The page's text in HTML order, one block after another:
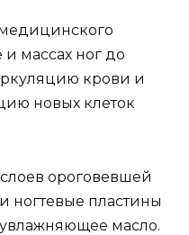
массах ног до
крови и
новых клеток
ороговевшей
ногтевые пластины
масло.